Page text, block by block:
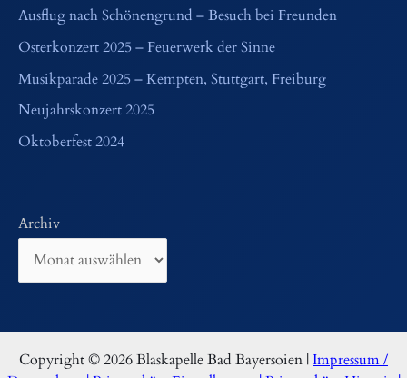
Ausflug nach Schönengrund – Besuch bei Freunden
Osterkonzert 2025 – Feuerwerk der Sinne
Musikparade 2025 – Kempten, Stuttgart, Freiburg
Neujahrskonzert 2025
Oktoberfest 2024
Archiv
Copyright © 2026 Blaskapelle Bad Bayersoien | Impressum /